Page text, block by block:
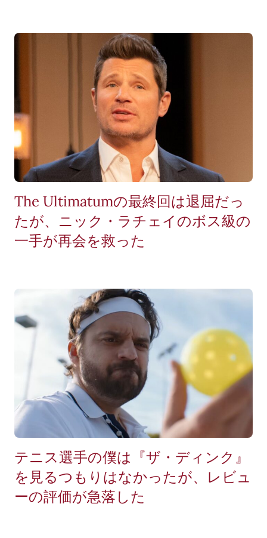
The Ultimatumの最終回は退屈だっ
たが、ニック・ラチェイのボス級の
一手が再会を救った
テニス選手の僕は『ザ・ディンク』
を見るつもりはなかったが、レビュ
ーの評価が急落した